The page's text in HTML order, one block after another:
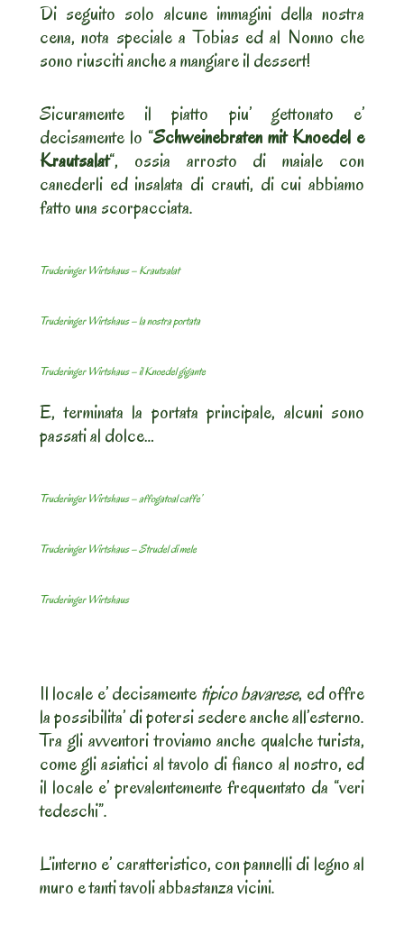
Di seguito solo alcune immagini della nostra
cena, nota speciale a Tobias ed al Nonno che
sono riusciti anche a mangiare il dessert!
Sicuramente il piatto piu’ gettonato e’
decisamente lo “Schweinebraten mit Knoedel e
Krautsalat“, ossia arrosto di maiale con
canederli ed insalata di crauti, di cui abbiamo
fatto una scorpacciata.
Truderinger Wirtshaus – Krautsalat
Truderinger Wirtshaus – la nostra portata
Truderinger Wirtshaus – il Knoedel gigante
E, terminata la portata principale, alcuni sono
passati al dolce…
Truderinger Wirtshaus – affogatoal caffe’
Truderinger Wirtshaus – Strudel di mele
Truderinger Wirtshaus
Il locale e’ decisamente tipico bavarese, ed offre
la possibilita’ di potersi sedere anche all’esterno.
Tra gli avventori troviamo anche qualche turista,
come gli asiatici al tavolo di fianco al nostro, ed
il locale e’ prevalentemente frequentato da “veri
tedeschi”.
L’interno e’ caratteristico, con pannelli di legno al
muro e tanti tavoli abbastanza vicini.